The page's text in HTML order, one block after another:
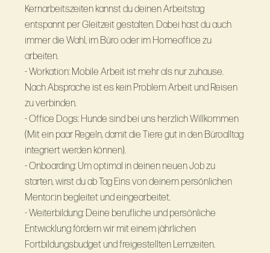
Kernarbeitszeiten kannst du deinen Arbeitstag
entspannt per Gleitzeit gestalten. Dabei hast du auch
immer die Wahl, im Büro oder im Homeoffice zu
arbeiten.
- Workation: Mobile Arbeit ist mehr als nur zuhause.
Nach Absprache ist es kein Problem Arbeit und Reisen
zu verbinden.
- Office Dogs: Hunde sind bei uns herzlich Willkommen
(Mit ein paar Regeln, damit die Tiere gut in den Büroalltag
integriert werden können).
- Onboarding: Um optimal in deinen neuen Job zu
starten, wirst du ab Tag Eins von deinem persönlichen
Mentor:in begleitet und eingearbeitet.
- Weiterbildung: Deine berufliche und persönliche
Entwicklung fördern wir mit einem jährlichen
Fortbildungsbudget und freigestellten Lernzeiten.